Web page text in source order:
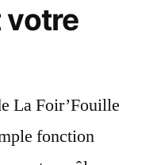
La Foir’Fouille
fonction